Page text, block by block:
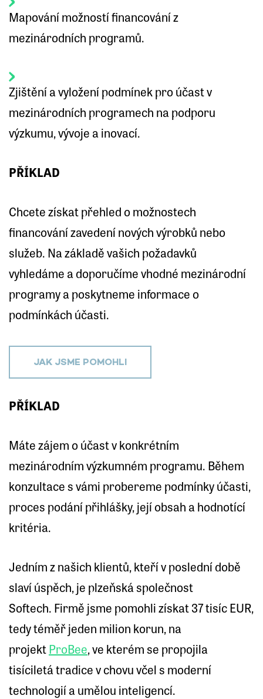
Mapování možností financování z
mezinárodních programů.
Zjištění a vyložení podmínek pro účast v
mezinárodních programech na podporu
výzkumu, vývoje a inovací.
PŘÍKLAD
Chcete získat přehled o možnostech
financování zavedení nových výrobků nebo
služeb. Na základě vašich požadavků
vyhledáme a doporučíme vhodné mezinárodní
programy a poskytneme informace o
podmínkách účasti.
JAK JSME POMOHLI
PŘÍKLAD
Máte zájem o účast v konkrétním
mezinárodním výzkumném programu. Během
konzultace s vámi probereme podmínky účasti,
proces podání přihlášky, její obsah a hodnotící
kritéria.
Jedním z našich klientů, kteří v poslední době
slaví úspěch, je plzeňská společnost
Softech. Firmě jsme pomohli získat 37 tisíc EUR,
tedy téměř jeden milion korun, na
projekt ProBee, ve kterém se propojila
tisíciletá tradice v chovu včel s moderní
technologií a umělou inteligencí.